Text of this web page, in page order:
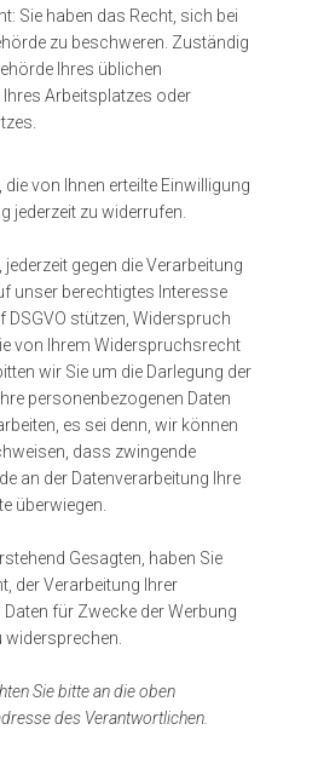
Sie haben das Recht, sich bei
zu beschweren. Zuständig
Ihres üblichen
Arbeitsplatzes oder
die von Ihnen erteilte Einwilligung
jederzeit zu widerrufen.
gegen die Verarbeitung
unser berechtigtes Interesse
DSGVO stützen, Widerspruch
von Ihrem Widerspruchsrecht
wir Sie um die Darlegung der
personenbezogenen Daten
es sei denn, wir können
dass zwingende
an der Datenverarbeitung Ihre
überwiegen.
Gesagten, haben Sie
der Verarbeitung Ihrer
für Zwecke der Werbung
widersprechen.
Sie bitte an die oben
des Verantwortlichen.